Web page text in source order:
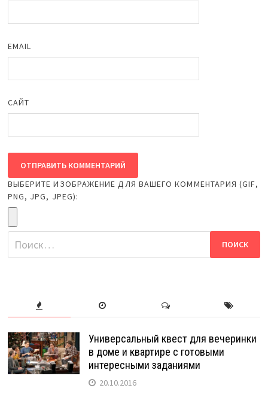
EMAIL
САЙТ
ВЫБЕРИТЕ ИЗОБРАЖЕНИЕ ДЛЯ ВАШЕГО КОММЕНТАРИЯ (GIF,
PNG, JPG, JPEG):
Найти:
Универсальный квест для вечеринки
в доме и квартире с готовыми
интересными заданиями
20.10.2016